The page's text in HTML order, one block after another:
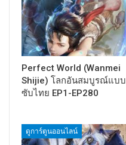
Perfect World (Wanmei
Shijie) โลกอันสมบูรณ์แบบ
ซับไทย EP1-EP280
ดูการ์ตูนออนไลน์